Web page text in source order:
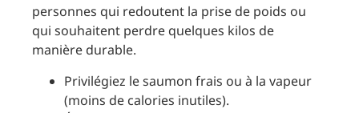
personnes qui redoutent la prise de poids ou
qui souhaitent perdre quelques kilos de
manière durable.
Privilégiez le saumon frais ou à la vapeur
(moins de calories inutiles).